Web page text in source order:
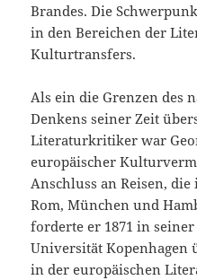
Brandes. Die
in den Bereichen der
Kulturtransfers.
Als ein die Grenzen des
Denkens seiner Zeit
Literaturkritiker war
europäischer
Anschluss an Reisen,
Rom, München und
forderte er 1871 in
Universität Kopenhagen
in der europäischen